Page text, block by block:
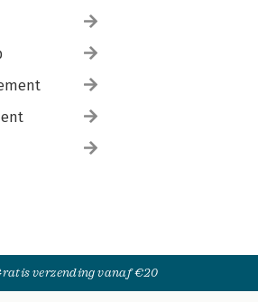
verzending vanaf €20